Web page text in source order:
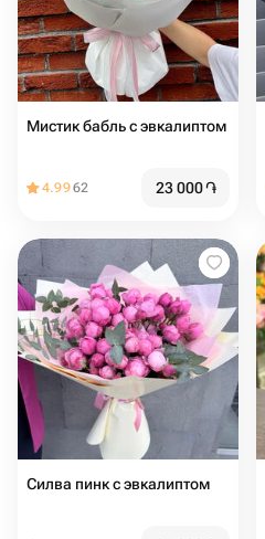
Мистик бабль с эвкалиптом
4.9962 23 000֏
Силва пинк с эвкалиптом